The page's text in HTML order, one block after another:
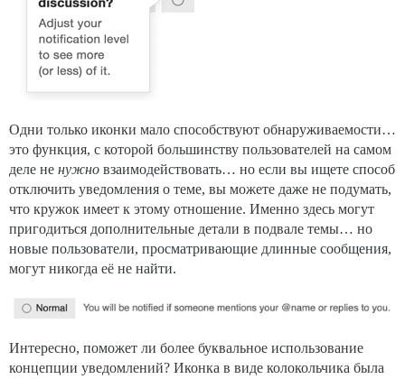
Одни только иконки мало способствуют обнаруживаемости…
это функция, с которой большинству пользователей на самом
деле не нужно взаимодействовать… но если вы ищете способ
отключить уведомления о теме, вы можете даже не подумать,
что кружок имеет к этому отношение. Именно здесь могут
пригодиться дополнительные детали в подвале темы… но
новые пользователи, просматривающие длинные сообщения,
могут никогда её не найти.
Интересно, поможет ли более буквальное использование
концепции уведомлений? Иконка в виде колокольчика была